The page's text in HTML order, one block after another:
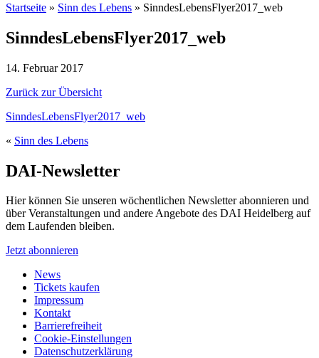
Startseite » Sinn des Lebens » SinndesLebensFlyer2017_web
SinndesLebensFlyer2017_web
14. Februar 2017
Zurück zur Übersicht
SinndesLebensFlyer2017_web
« Sinn des Lebens
DAI-Newsletter
Hier können Sie unseren wöchentlichen Newsletter abonnieren und
über Veranstaltungen und andere Angebote des DAI Heidelberg auf
dem Laufenden bleiben.
Jetzt abonnieren
News
Tickets kaufen
Impressum
Kontakt
Barrierefreiheit
Cookie-Einstellungen
Datenschutzerklärung